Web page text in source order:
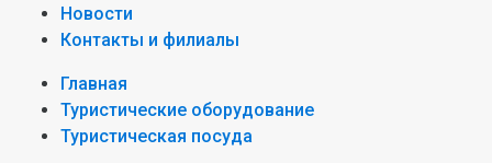
Новости
Контакты и филиалы
Главная
Туристические оборудование
Туристическая посуда